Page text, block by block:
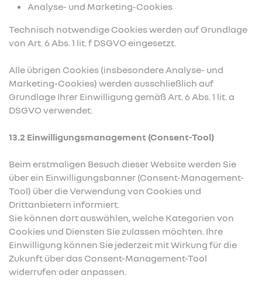
Analyse- und Marketing-Cookies
Technisch notwendige Cookies werden auf Grundlage
von Art. 6 Abs. 1 lit. f DSGVO eingesetzt.
Alle übrigen Cookies (insbesondere Analyse- und
Marketing-Cookies) werden ausschließlich auf
Grundlage Ihrer Einwilligung gemäß Art. 6 Abs. 1 lit. a
DSGVO verwendet.
13.2 Einwilligungsmanagement (Consent-Tool)
Beim erstmaligen Besuch dieser Website werden Sie
über ein Einwilligungsbanner (Consent-Management-
Tool) über die Verwendung von Cookies und
Drittanbietern informiert.
Sie können dort auswählen, welche Kategorien von
Cookies und Diensten Sie zulassen möchten. Ihre
Einwilligung können Sie jederzeit mit Wirkung für die
Zukunft über das Consent-Management-Tool
widerrufen oder anpassen.